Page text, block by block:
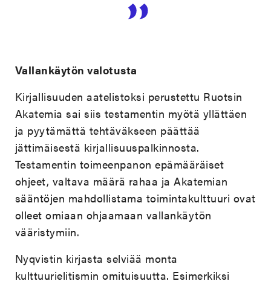
Vallankäytön valotusta
Kirjallisuuden aatelistoksi perustettu Ruotsin
Akatemia sai siis testamentin myötä yllättäen
ja pyytämättä tehtäväkseen päättää
jättimäisestä kirjallisuuspalkinnosta.
Testamentin toimeenpanon epämääräiset
ohjeet, valtava määrä rahaa ja Akatemian
sääntöjen mahdollistama toimintakulttuuri ovat
olleet omiaan ohjaamaan vallankäytön
vääristymiin.
Nyqvistin kirjasta selviää monta
kulttuurielitismin omituisuutta. Esimerkiksi